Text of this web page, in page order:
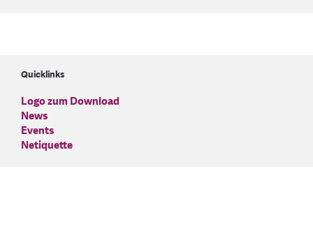
Quicklinks
Logo zum Download
News
Events
Netiquette